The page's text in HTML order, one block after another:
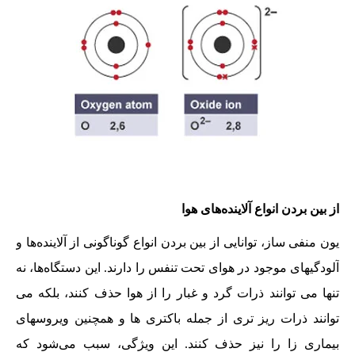
از بین بردن انواع آلاینده‌های هوا
یون منفی ساز، توانایی از بین بردن انواع گوناگونی از آلاینده‌ها و
آلودگیهای موجود در هوای تحت تنفس را دارند. این دستگاه‌ها، نه
تنها می توانند ذرات گرد و غبار را از هوا حذف کنند، بلکه می
توانند ذرات ریز تری از جمله باکتری ها و همچنین ویروسهای
بیماری زا را نیز حذف کنند. این ویژگی، سبب می‌شود که